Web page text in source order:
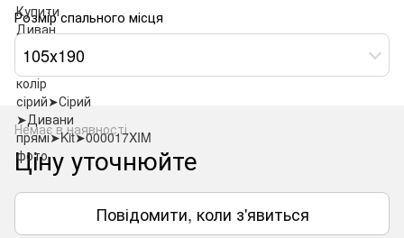
Розмір спального місця
105х190
Немає в наявності
Ціну уточнюйте
Повідомити, коли з'явиться